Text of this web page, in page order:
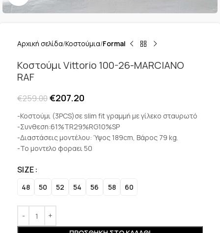
Αρχική σελίδα Κοστούμια Formal
Κοστούμι Vittorio 100-26-MARCIANO
RAF
€259.00€207.20
-Κοστούμι (3PCS)σε slim fit γραμμή με γίλεκο σταυρωτό
-Συνθεση:61%TR29%RG10%SP
-Διαστάσεις μοντέλου: Ύψος 189cm, Βάρος 79 kg.
-Το μοντελο φοραει 50
SIZE
48 50 52 54 56 58 60